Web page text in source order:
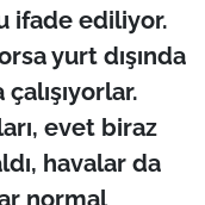
ifade ediliyor.
yurt dışında
evet biraz
havalar da
normal